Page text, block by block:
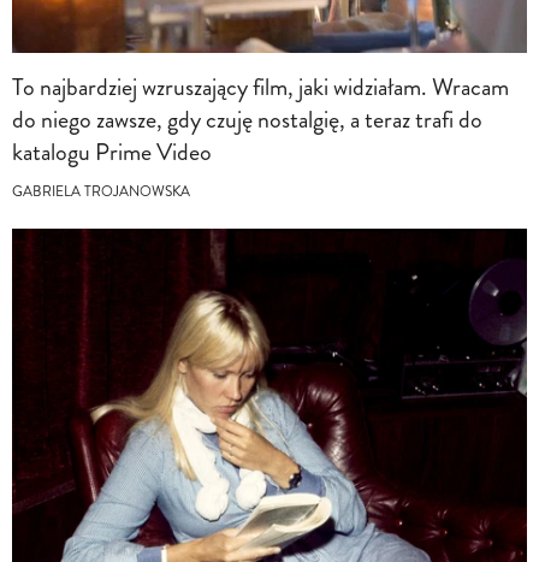
To najbardziej wzruszający film, jaki widziałam. Wracam
do niego zawsze, gdy czuję nostalgię, a teraz trafi do
katalogu Prime Video
GABRIELA TROJANOWSKA